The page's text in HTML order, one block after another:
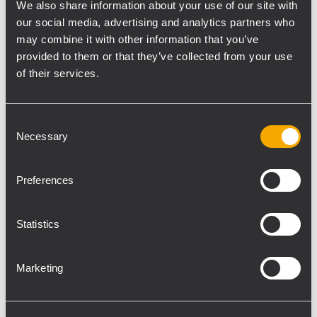
We also share information about your use of our site with
our social media, advertising and analytics partners who
may combine it with other information that you’ve
provided to them or that they’ve collected from your use
of their services.
Selection
Necessary
Preferences
Statistics
Marketing
gittata per uno spazio così largo, e rispetto
alla point source che avevamo prima,
questo sistema garantisce una maggiore
intelligibilità con un’ampia banda sonora e
direttore del suono Dave Burton, il fonico
FOH per gli spettacoli di Natale, Joseph
Bria, e il sound designer Nick Williams, sono
ottimismo per il futuro. Williams ha
Northern Stage fornisce un tale livello di
lo spazio ne esce trasformato. Ora so che